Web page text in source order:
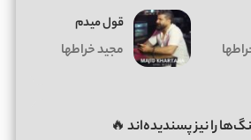
قول میدم
مجید خراطها
را نیز پسندیده‌اند 🔥